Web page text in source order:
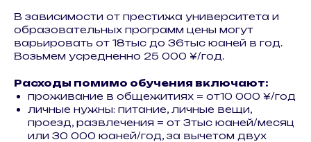
В зависимости от престижа университета и
образовательных программ цены могут
варьировать от 18тыс до 36тыс юаней в год.
Возьмем усредненно 25 000 ¥/год.
Расходы помимо обучения включают:
проживание в общежитиях = от10 000 ¥/год
личные нужны: питание, личные вещи,
проезд, развлечения = от 3тыс юаней/месяц
или 30 000 юаней/год, за вычетом двух